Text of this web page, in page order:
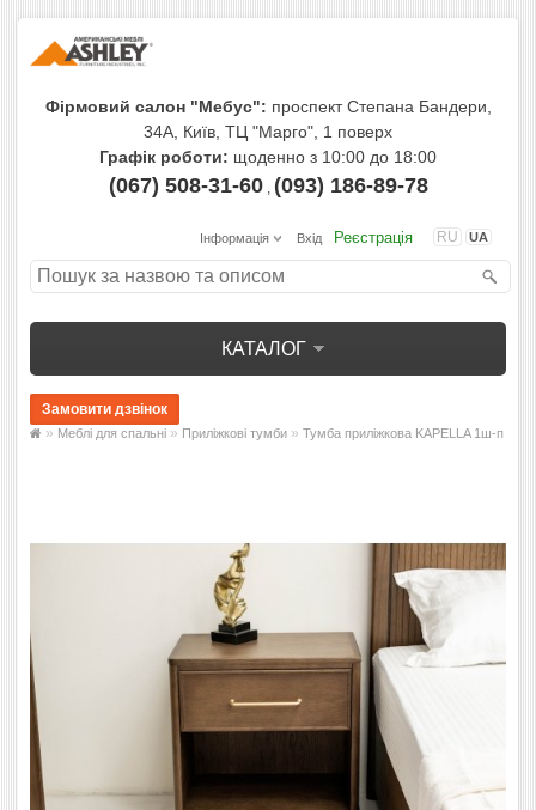
Фірмовий салон "Мебус": проспект Степана Бандери,
34А, Київ, ТЦ "Марго", 1 поверх
Графік роботи: щоденно з 10:00 до 18:00
(067) 508-31-60, (093) 186-89-78
RU UA
Інформація Вхід Реєстрація
КАТАЛОГ
» Меблі для спальні » Приліжкові тумби » Тумба приліжкова KAPELLA 1ш-п